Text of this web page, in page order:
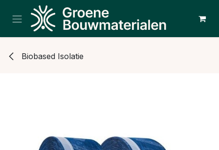
Overslaan naar inhoud
Biobased Isolatie